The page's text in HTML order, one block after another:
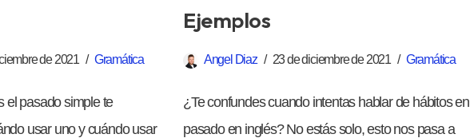
de 2021 Gramática
el pasado simple te
usar uno y cuándo usar
Ejemplos
Angel Diaz 23 de diciembre de 2021 Gramática
¿Te confundes cuando intentas hablar de hábitos en
pasado en inglés? No estás solo, esto nos pasa a